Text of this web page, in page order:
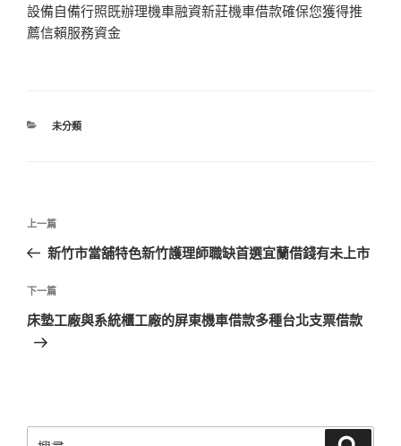
設備自備行照既辦理機車融資新莊機車借款確保您獲得推
薦信賴服務資金
分
未分類
文
導
覽
上
一
文
章
上一篇
新竹市當舖特色新竹護理師職缺首選宜蘭借錢有未上市
下
一
下一篇
床墊工廠與系統櫃工廠的屏東機車借款多種台北支票借款